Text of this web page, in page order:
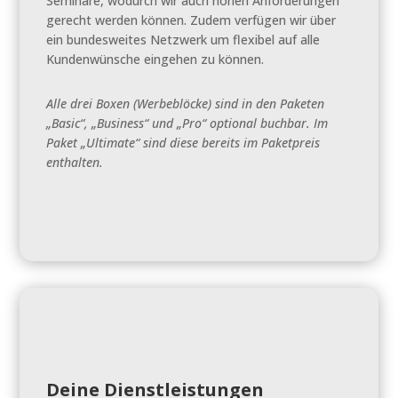
gerecht werden können. Zudem verfügen wir über
ein bundesweites Netzwerk um flexibel auf alle
Kundenwünsche eingehen zu können.
Alle drei Boxen (Werbeblöcke) sind in den Paketen
„Basic“, „Business“ und „Pro“ optional buchbar. Im
Paket „Ultimate“ sind diese bereits im Paketpreis
enthalten.
Deine Dienstleistungen